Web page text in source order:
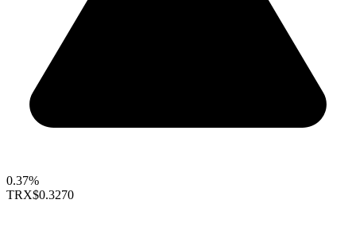
0.37%
TRX$0.3270